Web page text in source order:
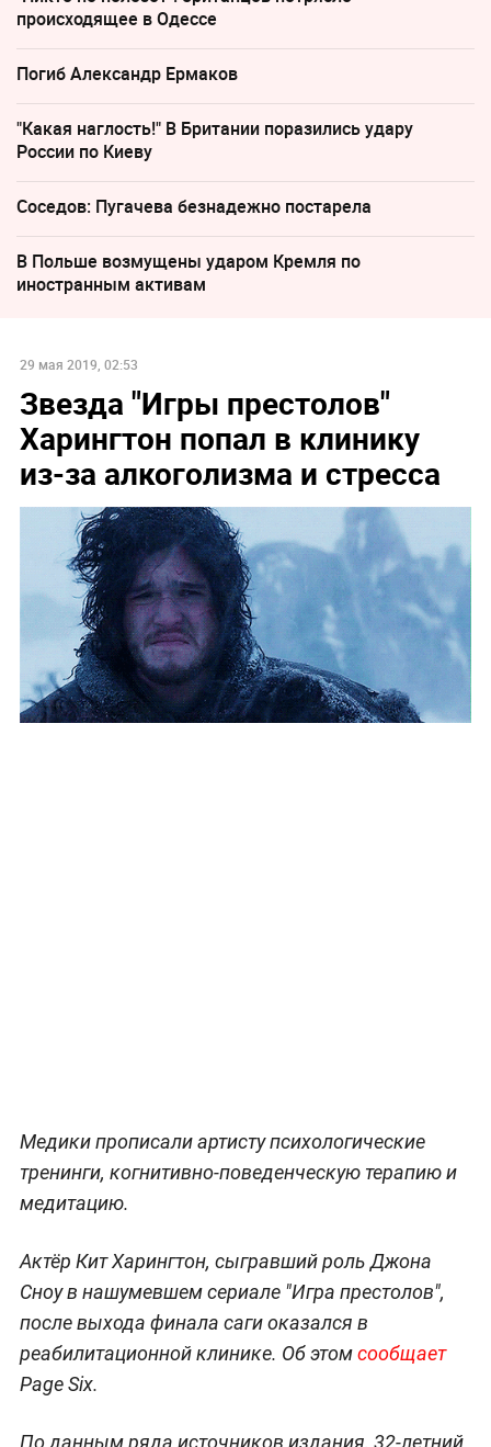
происходящее в Одессе
Погиб Александр Ермаков
"Какая наглость!" В Британии поразились удару
России по Киеву
Соседов: Пугачева безнадежно постарела
В Польше возмущены ударом Кремля по
иностранным активам
29 мая 2019, 02:53
Звезда "Игры престолов"
Харингтон попал в клинику
из-за алкоголизма и стресса
Медики прописали артисту психологические
тренинги, когнитивно-поведенческую терапию и
медитацию.
Актёр Кит Харингтон, сыгравший роль Джона
Сноу в нашумевшем сериале "Игра престолов",
после выхода финала саги оказался в
реабилитационной клинике. Об этомсообщает
Page Six.
По данным ряда источников издания, 32-летний